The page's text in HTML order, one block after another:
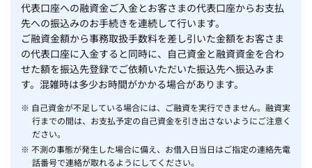
代表口座への融資金ご入金とお客さまの代表口座からお支払
先への振込みのお手続きを連続して行います。
ご融資金額から事務取扱手数料を差し引いた金額をお客さま
の代表口座に入金すると同時に、自己資金と融資資金を合わ
せた額を振込先登録でご依頼いただいた振込先へ振込みま
す。混雑時は多少お時間がかかる場合があります。
※ 自己資金が不足している場合には、ご融資を実行できません。融資実
行までの間は、お支払予定の自己資金を引き出さないようにご注意く
ださい。
※ 不測の事態が発生した場合に備え、お借入日当日はご指定の連絡先電
話番号で連絡が取れるようにしてください。